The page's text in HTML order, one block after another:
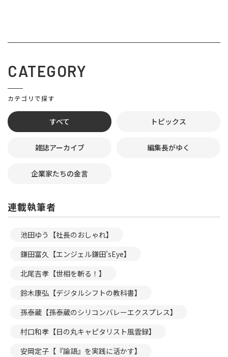
CATEGORY
カテゴリで探す
すべて トピックス
雑誌アーカイブ 編集長がゆく
企業家たちの金言
連載執筆者
池田ゆう【社長のおしゃれ】
鎌田富久【エンジェル鎌田’sEye】
北尾吉孝【世相を斬る！】
鈴木康弘【デジタルシフトの教科書】
孫泰蔵【孫泰蔵のシリコンバレーエクスプレス】
村口和孝【日の丸キャピタリスト風雲録】
安岡定子【『論語』を実践に活かす】